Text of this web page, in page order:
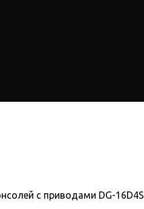
с приводами DG-16D4S